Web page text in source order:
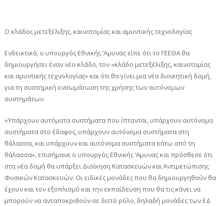
Ο κλάδος μετεξέλιξης, καινοτομίας και αμυντικής τεχνολογίας
Ενδεικτικά, ο υπουργός Εθνικής ‘Αμυνας είπε ότι το ΓΕΕΘΑ θα
δημιουργήσει έναν νέο κλάδο, τον «κλάδο μετεξέλιξης, καινοτομίας
και αμυντικής τεχνολογίας» και ότι θα γίνει μια νέα διοικητική δομή,
για τη συστημική ενσωμάτωση της χρήσης των αυτόνομων
συστημάτων.
«Υπάρχουν αυτόματα συστήματα που ίπτανται, υπάρχουν αυτόνομα
συστήματα στο έδαφος, υπάρχουν αυτόνομα συστήματα στη
θάλασσα, και υπάρχουν και αυτόνομα συστήματα κάτω από τη
θάλασσα», επισήμανε ο υπουργός Εθνικής ‘Αμυνας και πρόσθεσε ότι
στη νέα δομή θα υπάρξει Διοίκηση Κατασκευών και Αντιμετώπισης
Φυσικών Κατασκευών. Οι ειδικές μονάδες που θα δημιουργηθούν θα
έχουν και τον εξοπλισμό και την εκπαίδευση που θα τις κάνει να
μπορούν να ανταποκριθούν σε διττό ρόλο, δηλαδή μονάδες των ΕΔ